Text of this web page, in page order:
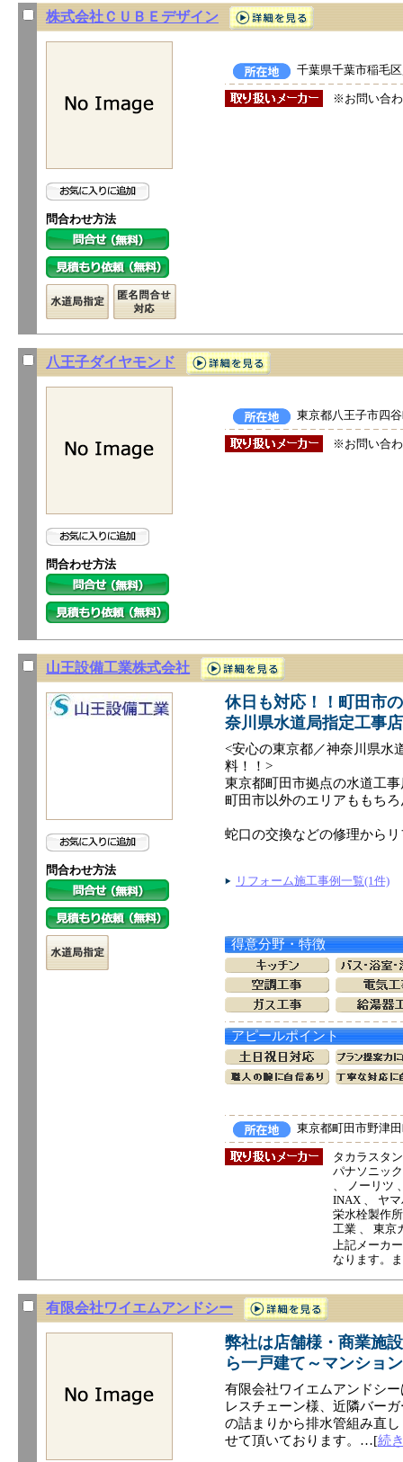
株式会社ＣＵＢＥデザイン
問合わせ方法
千葉県千葉市稲毛
※お問い合
八王子ダイヤモンド
問合わせ方法
東京都八王子市四
※お問い合
山王設備工業株式会社
問合わせ方法
休日も対応！！町田市
奈川県水道局指定工事
<安心の東京都／神奈川県水
料！！>
東京都町田市拠点の水道工
町田市以外のエリアももち
蛇口の交換などの修理から
リフォーム施工事例一覧(1件)
得意分野・特徴
アピールポイント
東京都町田市野津
タカラスタ
パナソニッ
、 ノーリツ
INAX 、 ヤ
栄水栓製作
工業 、 東京
上記メーカ
なります。
有限会社ワイエムアンドシー
弊社は店舗様・商業施
ら一戸建て～マンショ
有限会社ワイエムアンドシ
レスチェーン様、近隣バー
の詰まりから排水管組み直
せて頂いております。…[続